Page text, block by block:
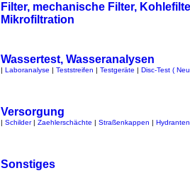
Filter, mechanische Filter,
Mikrofiltration
Wassertest, Wasseranalysen
| Laboranalyse | Teststreifen | Testgeräte | Disc-Test (
Versorgung
| Schilder| Zaehlerschächte | Straßenkappen | Hydranten
Sonstiges